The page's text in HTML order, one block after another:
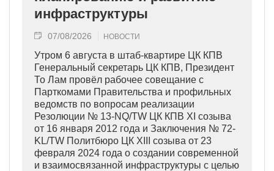
инфраструктуры
07/08/2026 НОВОСТИ
Утром 6 августа в штаб-квартире ЦК КПВ
Генеральный секретарь ЦК КПВ, Президент
То Лам провёл рабочее совещание с
Парткомами Правительства и профильных
ведомств по вопросам реализации
Резолюции № 13-NQ/TW ЦК КПВ XI созыва
от 16 января 2012 года и Заключения № 72-
KL/TW Политбюро ЦК XIII созыва от 23
февраля 2024 года о создании современной
и взаимосвязанной инфраструктуры с целью